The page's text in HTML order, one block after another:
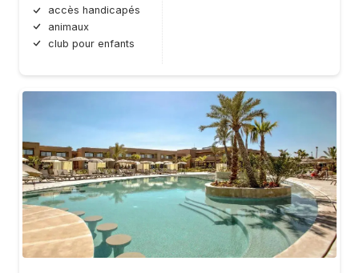
accès handicapés
animaux
club pour enfants